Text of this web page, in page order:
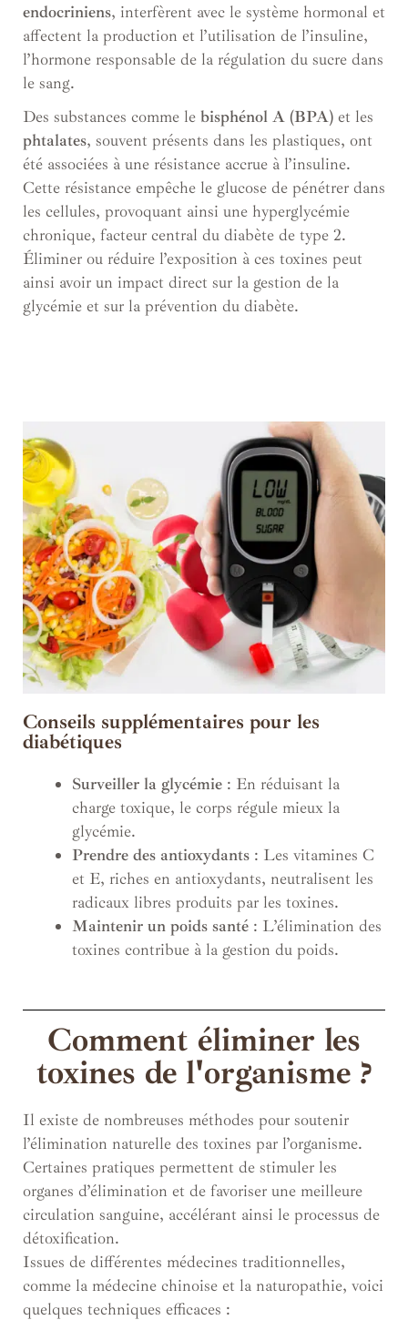
endocriniens, interfèrent avec le système hormonal et
affectent la production et l’utilisation de l’insuline,
l’hormone responsable de la régulation du sucre dans
le sang.
Des substances comme le bisphénol A (BPA) et les
phtalates, souvent présents dans les plastiques, ont
été associées à une résistance accrue à l’insuline.
Cette résistance empêche le glucose de pénétrer dans
les cellules, provoquant ainsi une hyperglycémie
chronique, facteur central du diabète de type 2.
Éliminer ou réduire l’exposition à ces toxines peut
ainsi avoir un impact direct sur la gestion de la
glycémie et sur la prévention du diabète.
Conseils supplémentaires pour les
diabétiques
Surveiller la glycémie : En réduisant la
charge toxique, le corps régule mieux la
glycémie.
Prendre des antioxydants : Les vitamines C
et E, riches en antioxydants, neutralisent les
radicaux libres produits par les toxines.
Maintenir un poids santé : L’élimination des
toxines contribue à la gestion du poids.
Comment éliminer les
toxines de l'organisme ?
Il existe de nombreuses méthodes pour soutenir
l’élimination naturelle des toxines par l’organisme.
Certaines pratiques permettent de stimuler les
organes d’élimination et de favoriser une meilleure
circulation sanguine, accélérant ainsi le processus de
détoxification.
Issues de différentes médecines traditionnelles,
comme la médecine chinoise et la naturopathie, voici
quelques techniques efficaces :